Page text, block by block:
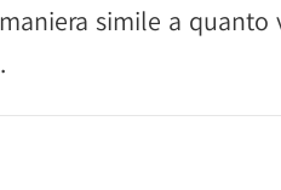
simile a